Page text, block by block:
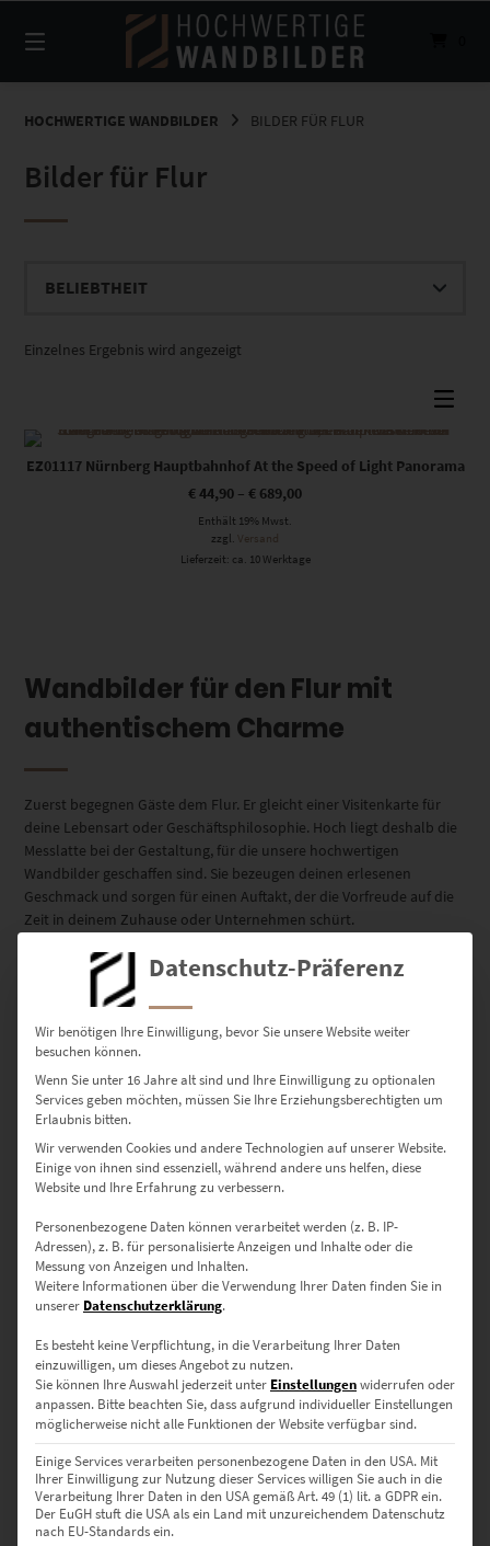
zum
Inhalt
HOCHWERTIGE WANDBILDER BILDER FÜR FLUR
Bilder für Flur
Einzelnes Ergebnis wird angezeigt
Dieses Produkt weist mehrere Varianten auf. Die Optionen können auf der Produktseite gewählt werden
EZ01117 Nürnberg Hauptbahnhof At the Speed of Light Panorama
€44,90 – € 689,00
Enthält 19% Mwst.
zzgl. Versand
Lieferzeit: ca. 10 Werktage
Wandbilder für den Flur mit
authentischem Charme
Zuerst begegnen Gäste dem Flur. Er gleicht einer Visitenkarte für
deine Lebensart oder Geschäftsphilosophie. Hoch liegt deshalb die
Messlatte bei der Gestaltung, für die unsere hochwertigen
Wandbilder geschaffen sind. Sie bezeugen deinen erlesenen
Geschmack und sorgen für einen Auftakt, der die Vorfreude auf die
Zeit in deinem Zuhause oder Unternehmen schürt.
Hoch sympathisch – Wandbilder
mit persönlichem Touch
Wer einen Flur betritt, sucht unbewusst nach Anhaltspunkten, die
etwas über den Lifestyle der Bewohner verraten. Wird der Wunsch
der Eingangsbereich oft wenig Platz für Möbel, auf denen man
Accessoires drapieren kann. Die gelungene Alternative sind Bilder
Das Poster vom Stuttgarter Kunstmuseum lässt erahnen, dass du
keine Vernissage verpasst. Die rote Telefonzelle bezeugt, wie gern
du Wochenenden in London verbringst. Wähle passend zu den
Beispielen Acrylglas- oderLeinwandbilder
mit persönlichem Bezug aus, um für einen sympathischen Empfang
zu sorgen.
Bilder für den schmalen Flur mit
Galerie-Charakter
Wer Kunstwerke mit imposanten Dimensionen würdigen möchte,
Datenschutz-Präferenz
Wir benötigen Ihre Einwilligung, bevor Sie unsere Website weiter
besuchen können.
Wenn Sie unter 16 Jahre alt sind und Ihre Einwilligung zu optionalen
Services geben möchten, müssen Sie Ihre Erziehungsberechtigten um
Erlaubnis bitten.
Wir verwenden Cookies und andere Technologien auf unserer Website.
Einige von ihnen sind essenziell, während andere uns helfen, diese
Website und Ihre Erfahrung zu verbessern.
Personenbezogene Daten können verarbeitet werden (z. B. IP-
Adressen), z. B. für personalisierte Anzeigen und Inhalte oder die
Messung von Anzeigen und Inhalten.
Weitere Informationen über die Verwendung Ihrer Daten finden Sie in
unserer Datenschutzerklärung.
Es besteht keine Verpflichtung, in die Verarbeitung Ihrer Daten
einzuwilligen, um dieses Angebot zu nutzen.
Sie können Ihre Auswahl jederzeit unter Einstellungenwiderrufen oder
anpassen. Bitte beachten Sie, dass aufgrund individueller Einstellungen
möglicherweise nicht alle Funktionen der Website verfügbar sind.
Einige Services verarbeiten personenbezogene Daten in den USA. Mit
Ihrer Einwilligung zur Nutzung dieser Services willigen Sie auch in die
Verarbeitung Ihrer Daten in den USA gemäß Art. 49 (1) lit. a GDPR ein.
Der EuGH stuft die USA als ein Land mit unzureichendem Datenschutz
nach EU-Standards ein.